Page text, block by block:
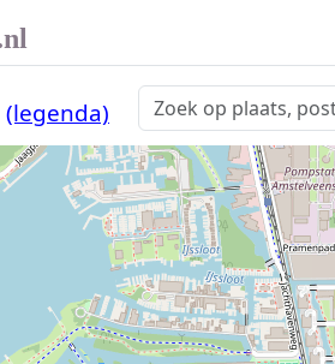
(legenda)